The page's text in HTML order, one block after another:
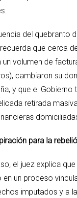
del quebranto
que cerca
volumen de
cambiaron su
y que el Gobierno
retirada
para la
el juez explica
un proceso
imputados y a